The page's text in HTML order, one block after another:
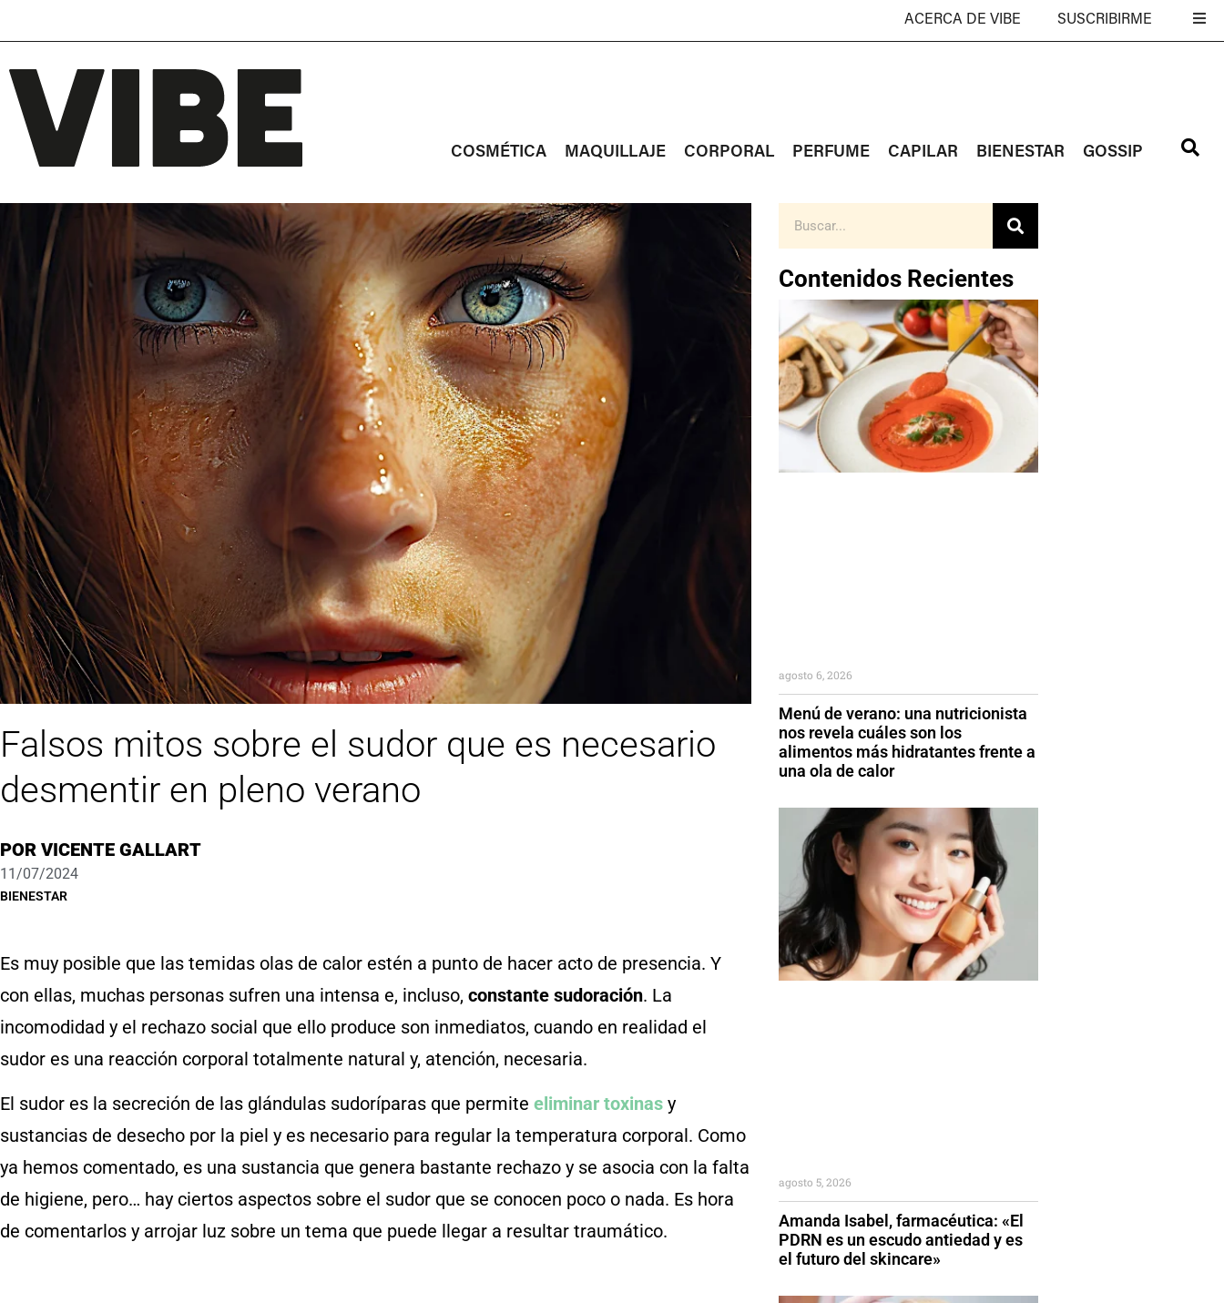
ACERCA DE VIBE SUSCRIBIRME
COSMÉTICA MAQUILLAJE CORPORAL PERFUME CAPILAR BIENESTAR GOSSIP
Falsos mitos sobre el sudor que es necesario
desmentir en pleno verano
POR VICENTE GALLART
11/07/2024
BIENESTAR
Es muy posible que las temidas olas de calor estén a punto de hacer acto de presencia. Y
con ellas, muchas personas sufren una intensa e, incluso, constante sudoración. La
incomodidad y el rechazo social que ello produce son inmediatos, cuando en realidad el
sudor es una reacción corporal totalmente natural y, atención, necesaria.
El sudor es la secreción de las glándulas sudoríparas que permite eliminar toxinas y
sustancias de desecho por la piel y es necesario para regular la temperatura corporal. Como
ya hemos comentado, es una sustancia que genera bastante rechazo y se asocia con la falta
de higiene, pero… hay ciertos aspectos sobre el sudor que se conocen poco o nada. Es hora
de comentarlos y arrojar luz sobre un tema que puede llegar a resultar traumático.
Contenidos Recientes
Menú de verano: una nutricionista
nos revela cuáles son los
alimentos más hidratantes frente a
una ola de calor
agosto 6, 2026
Amanda Isabel, farmacéutica: «El
PDRN es un escudo antiedad y es
el futuro del skincare»
agosto 5, 2026